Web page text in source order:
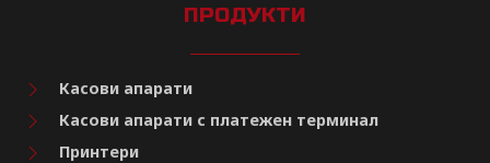
ПРОДУКТИ
Касови апарати
Касови апарати с платежен терминал
Принтери